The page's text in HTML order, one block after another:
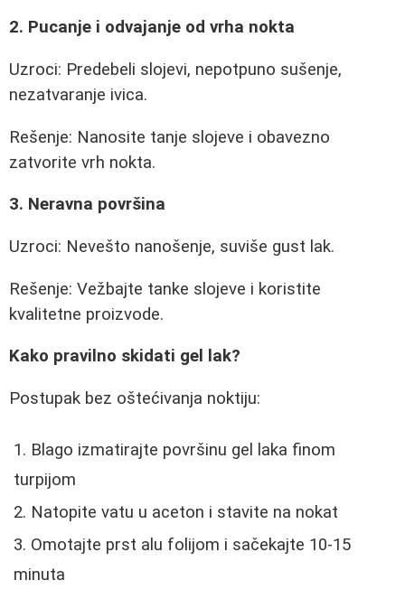
2. Pucanje i odvajanje od vrha nokta
Uzroci: Predebeli slojevi, nepotpuno sušenje,
nezatvaranje ivica.
Rešenje: Nanosite tanje slojeve i obavezno
zatvorite vrh nokta.
3. Neravna površina
Uzroci: Nevešto nanošenje, suviše gust lak.
Rešenje: Vežbajte tanke slojeve i koristite
kvalitetne proizvode.
Kako pravilno skidati gel lak?
Postupak bez oštećivanja noktiju:
Blago izmatirajte površinu gel laka finom
turpijom
Natopite vatu u aceton i stavite na nokat
Omotajte prst alu folijom i sačekajte 10-15
minuta